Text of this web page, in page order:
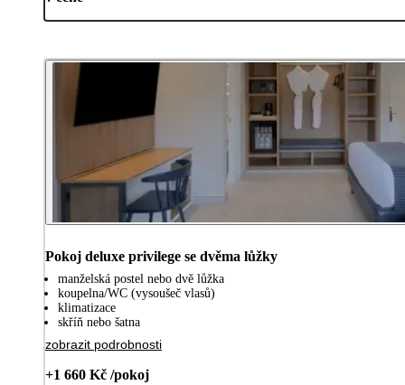
Pokoj deluxe privilege se dvěma lůžky
manželská postel nebo dvě lůžka
koupelna/WC (vysoušeč vlasů)
klimatizace
skříň nebo šatna
zobrazit podrobnosti
+1 660 Kč /pokoj